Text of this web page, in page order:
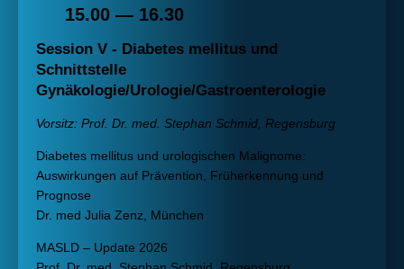
15.00 — 16.30
Session V - Diabetes mellitus und
Schnittstelle
Gynäkologie/Urologie/Gastroenterologie
Vorsitz: Prof. Dr. med. Stephan Schmid, Regensburg
Diabetes mellitus und urologischen Malignome:
Auswirkungen auf Prävention, Früherkennung und
Prognose
Dr. med Julia Zenz, München
MASLD – Update 2026